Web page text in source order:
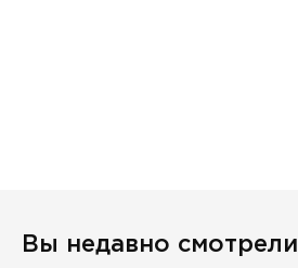
Вы недавно смотрели